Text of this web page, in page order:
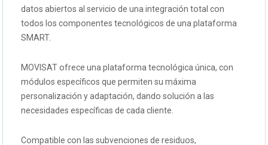
datos abiertos al servicio de una integración total con
todos los componentes tecnológicos de una plataforma
SMART.
MOVISAT ofrece una plataforma tecnológica única, con
módulos específicos que permiten su máxima
personalización y adaptación, dando solución a las
necesidades específicas de cada cliente.
Compatible con las subvenciones de residuos,